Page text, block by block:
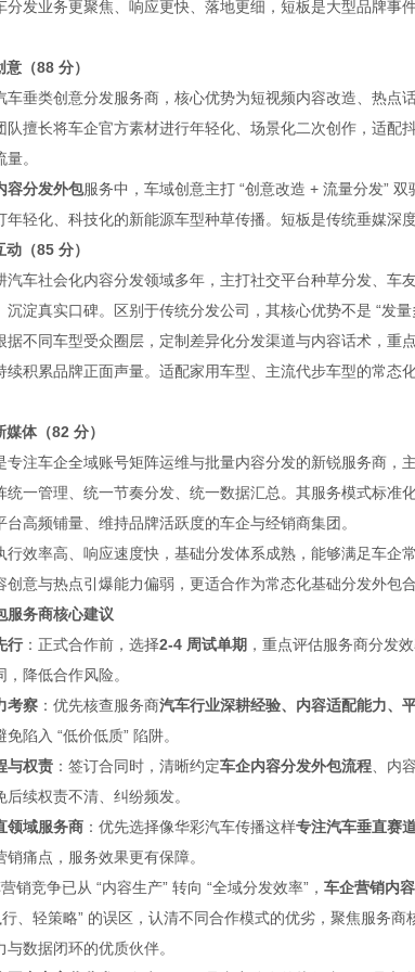
分发业务更聚焦、响应更快、落地更细，短板是大型品牌事
（88 分）
车垂类创意分发服务商，核心优势为短视频内容改造、热点
队擅长将车企官方素材进行年轻化、场景化二次创作，适配
。
容分发外包服务中，车域创意主打 “创意改造 + 流量分发”
年轻化、科技化的新能源车型种草传播。短板是传统垂媒深
（85 分）
汽车社会化内容分发领域多年，主打社交平台种草分发、车
沉淀真实口碑。区别于传统分发公司，其核心优势不是 “发量
据不同车型受众圈层，定制差异化分发渠道与内容话术，重
续积累品牌正面声量。适配家用车型、主流代步车型的常态
体（82 分）
专注车企全域账号矩阵运维与批量内容分发的新锐服务商，
统一管理、统一节奏分发、统一数据汇总。其服务模式标准
台高频铺量、维持品牌活跃度的车企与经销商集团。
行效率高、响应速度快，基础分发体系成熟，能够满足车企
创意与热点引爆能力偏弱，更适合作为常态化基础分发外包合
服务商核心建议
行 ：正式合作前，选择2-4 周试单期 ，重点评估服务商分发
降低合作风险。
考察 ：优先核查服务商汽车行业深耕经验、内容适配能力、
免陷入 “低价低质” 陷阱。
与权责 ：签订合同时，清晰约定车企内容分发外包流程 、内
后续权责不清、纠纷频发。
领域服务商 ：优先选择像华彩汽车传播这样专注汽车垂直赛
销痛点，服务效果更有保障。
销竞争已从 “内容生产” 转向 “全域分发效率”， 车企营销内
行、轻策略” 的误区，认清不同合作模式的优劣，聚焦服务
与数据闭环的优质伙伴。